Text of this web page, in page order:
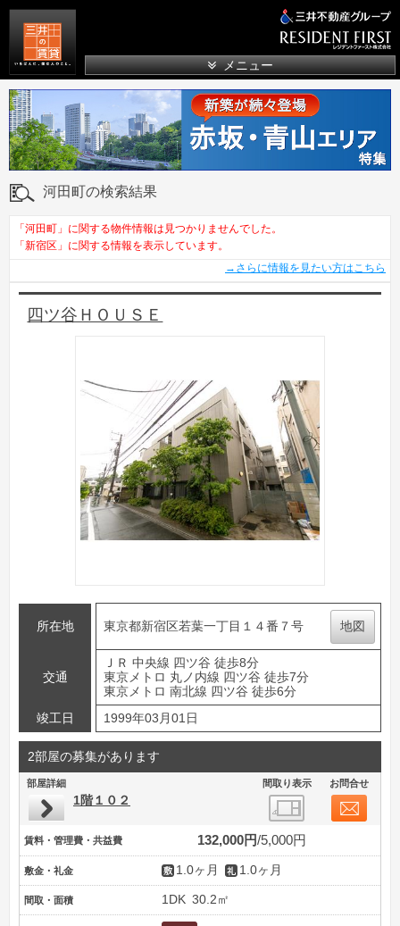
メニュー
河田町の検索結果
「河田町」に関する物件情報は見つかりませんでした。
「新宿区」に関する情報を表示しています。
→さらに情報を見たい方はこちら
四ツ谷ＨＯＵＳＥ
所在地 東京都新宿区若葉一丁目１４番７号 地図
交通
ＪＲ 中央線 四ツ谷 徒歩8分
東京メトロ 丸ノ内線 四ツ谷 徒歩7分
東京メトロ 南北線 四ツ谷 徒歩6分
竣工日
1999年03月01日
2部屋の募集があります
部屋詳細 間取り表示 お問合せ
1階１０２
賃料・管理費・共益費 132,000円 5,000円
敷金・礼金 1.0ヶ月 1.0ヶ月
間取・面積 1DK 30.2㎡